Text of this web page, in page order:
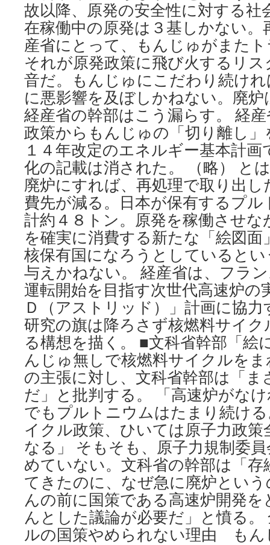
故以降、原発の安全性に対する社
在稼働中の原発は３基しかない。
産省にとって、もんじゅがまた
それが原発政策に飛び火するリ
音だ。もんじゅにこだわり続け
に悪影響を及ぼしかねない。廃
経産省の幹部はこう漏らす。 経
政策からもんじゅの「切り離し
１４年改定のエネルギー基本計
化の記載は消された。 （略） と
廃炉にすれば、再処理で取り出
費先が減る。日本が保有するプ
計約４８トン。原発を稼働させ
を確実に消費する新たな「絵図
核保有国になろうとしていると
与えかねない。 経産省は、フラ
運転開始を目指す次世代高速炉の
Ｄ（アストリッド）」計画に協
研究の旗は降ろさず核燃料サイ
る構想を描く。 ■文科省幹部「絵
んじゅ無しで核燃料サイクルを
の主張に対し、文科省幹部は「
だ」と批判する。 「高速炉がな
でもプルトニウムはたまり続け
イクル政策、ひいては原子力政
なる」 そもそも、原子力規制委
めていない。文科省の幹部は「
てきたのに、なぜ急に廃炉とい
んの前に国策である高速炉開発
んとした議論が必要だ」と憤る
ルの国策やめられない理由 もん